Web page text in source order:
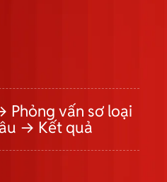
Phỏng vấn sơ loại
→ Kết quả